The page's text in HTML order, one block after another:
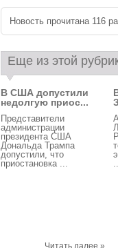
Новость прочитана 116
Еще из этой
В США допустили
недолгую приос...
Представители
администрации
президента США
Дональда Трампа
допустили, что
приостановка ...
Читать далее »